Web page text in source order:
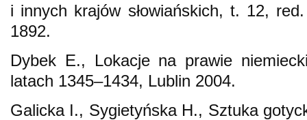
i innych krajów słowiańskich, t. 12,
1892.
Dybek E., Lokacje na prawie
latach 1345–1434, Lublin 2004.
Galicka I., Sygietyńska H., Sztuka